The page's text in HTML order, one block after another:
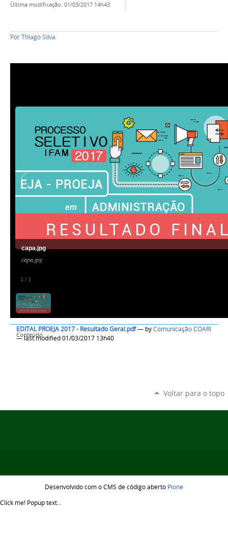
última modificação: 01/03/2017 14h43
PorThiago Silva
1 / 1
capa.jpg
capa.jpg
Conteúdo
EDITAL PROEJA 2017 - Resultado Geral.pdf— byComunicação COARI
— last modified 01/03/2017 13h40
Voltar para o topo
Desenvolvido com o CMS de código aberto Plone
Click me! Popup text...